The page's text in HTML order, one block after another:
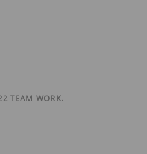
TEAM WORK.